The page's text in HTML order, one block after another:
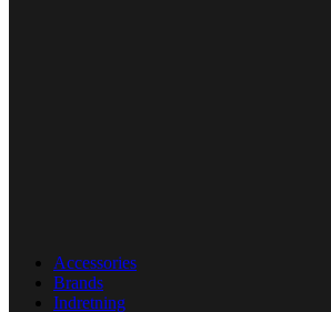
Accessories
Brands
Indretning